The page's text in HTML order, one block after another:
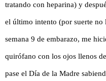
tratando con heparina) y
el último intento (por suerte
semana 9 de embarazo, me
quirófano con los ojos llenos
pase el Día de la Madre